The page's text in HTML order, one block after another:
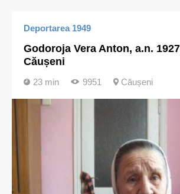
Deportarea 1949
Godoroja Vera Anton, a.n.
Căușeni
23 min 9951 Căușeni